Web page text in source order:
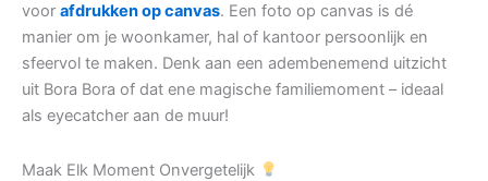
voor afdrukken op canvas. Een foto op canvas is dé
manier om je woonkamer, hal of kantoor persoonlijk en
sfeervol te maken. Denk aan een adembenemend uitzicht
uit Bora Bora of dat ene magische familiemoment – ideaal
als eyecatcher aan de muur!
Maak Elk Moment Onvergetelijk